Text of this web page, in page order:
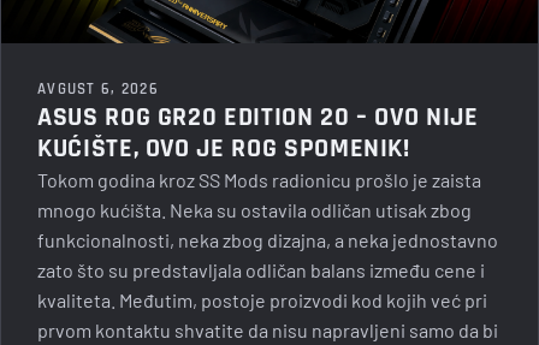
AVGUST 6, 2026
ASUS ROG GR20 EDITION 20 – OVO NIJE
KUĆIŠTE, OVO JE ROG SPOMENIK!
Tokom godina kroz SS Mods radionicu prošlo je zaista
mnogo kućišta. Neka su ostavila odličan utisak zbog
funkcionalnosti, neka zbog dizajna, a neka jednostavno
zato što su predstavljala odličan balans između cene i
kvaliteta. Međutim, postoje proizvodi kod kojih već pri
prvom kontaktu shvatite da nisu napravljeni samo da bi